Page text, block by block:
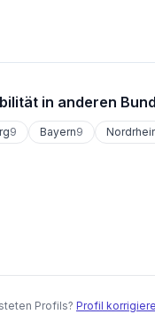
in anderen
9 Bayern9
Profils? Profil